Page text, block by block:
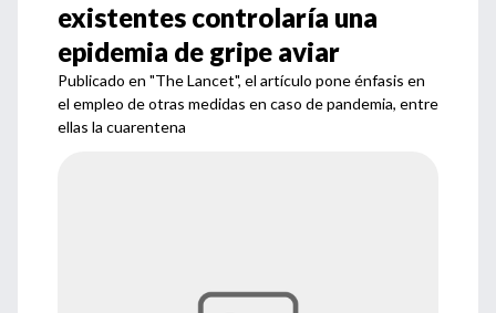
existentes controlaría una
epidemia de gripe aviar
Publicado en "The Lancet", el artículo pone énfasis en
el empleo de otras medidas en caso de pandemia, entre
ellas la cuarentena